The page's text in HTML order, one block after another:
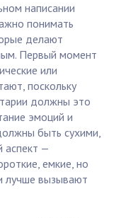
написании
понимать
делают
Первый момент
или
поскольку
должны это
эмоций и
быть сухими,
аспект —
емкие, но
лучше вызывают